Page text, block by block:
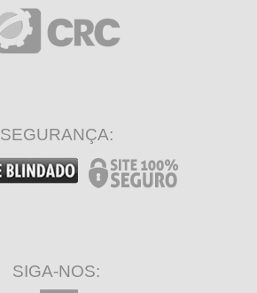
SEGURANÇA:
SIGA-NOS: